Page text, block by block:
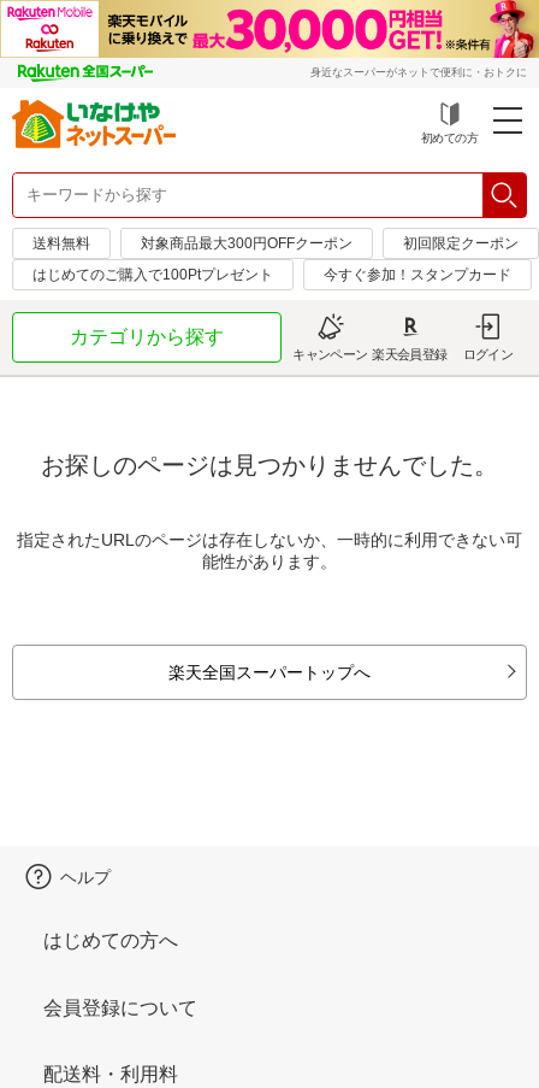
身近なスーパーがネットで便利に・おトクに
初めての方
送料無料 対象商品最大300円OFFクーポン
初回限定クーポン
はじめてのご購入で100Ptプレゼント
今すぐ参加！スタンプカード
カテゴリから探す
キャンペーン 楽天会員登録 ログイン
お探しのページは見つかりませんでした。
指定されたURLのページは存在しないか、一時的に利用できない可
能性があります。
楽天全国スーパートップへ
ヘルプ
はじめての方へ
会員登録について
配送料・利用料